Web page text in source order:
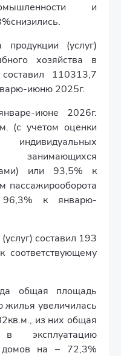
и
(услуг)
хозяйства в
110313,7
июню 2025г.
июне 2026г.
(с учетом оценки
занимающихся
или 93,5% к
к январю-
составил 193
общая площадь
жилья увеличилась
из них общая
эксплуатацию
домов на – 72,3%